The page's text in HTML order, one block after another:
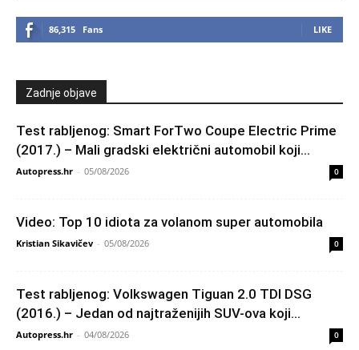
86,315 Fans LIKE
Zadnje objave
Test rabljenog: Smart ForTwo Coupe Electric Prime
(2017.) – Mali gradski električni automobil koji...
Autopress.hr - 05/08/2026 0
Video: Top 10 idiota za volanom super automobila
Kristian Sikavičev - 05/08/2026 0
Test rabljenog: Volkswagen Tiguan 2.0 TDI DSG
(2016.) – Jedan od najtraženijih SUV-ova koji...
Autopress.hr - 04/08/2026 0